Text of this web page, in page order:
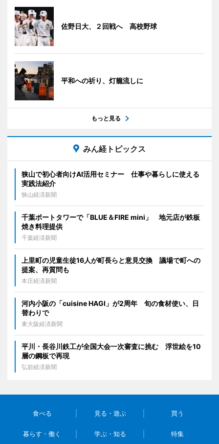
佐野日大、２回戦へ 高校野球
平和への祈り、灯籠流しに
もっと見る
みん経トピックス
狭山で初心者向けAI活用セミナー 仕事や暮らしに使える
実践法紹介
狭山経済新聞
千葉ポートタワーで「BLUE＆FIRE mini」 地元店が鉄板
焼き料理提供
千葉経済新聞
上里町の児童生徒16人が町長らと意見交換 議場で町への
提案、再質問も
本庄経済新聞
河内小阪の「cuisine HAGI」が2周年 旬の食材使い、日
替わりで
東大阪経済新聞
平川・長谷川鉄工が全国大会一次審査に挑む 浮世絵を10
層の鋼板で再現
弘前経済新聞
食べる 見る・遊ぶ 買う
暮らす・働く 学ぶ・知る 特集